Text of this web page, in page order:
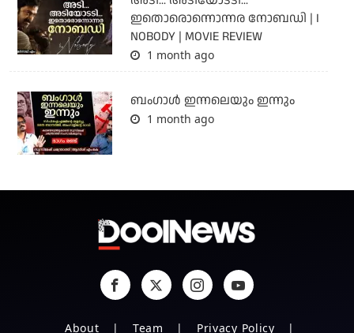
ഇതൊരൊന്നൊന്നര നോബഡി | I
NOBODY | MOVIE REVIEW
1 month ago
ബംഗാള്‍ ഇന്നലെയും ഇന്നും
1 month ago
About Team Privacy Policy